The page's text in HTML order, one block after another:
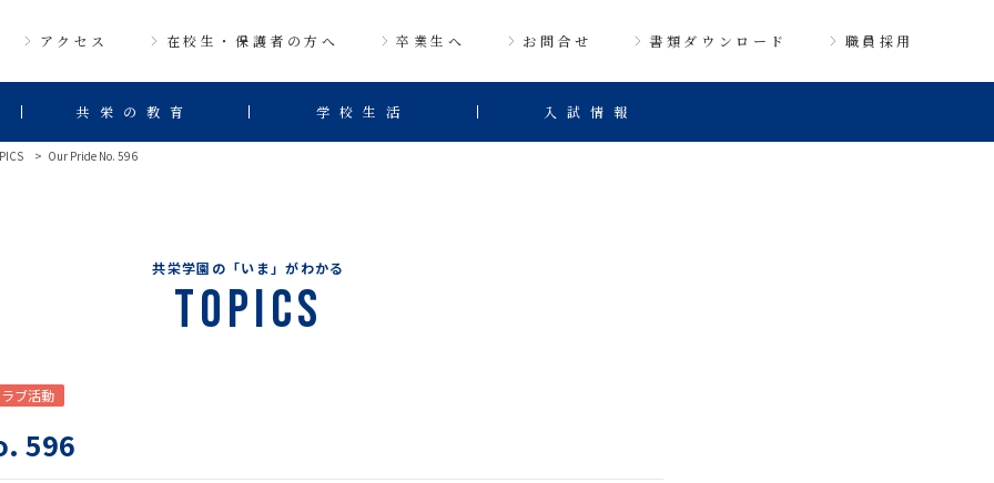
アクセス 在校生・保護者の方へ 卒業生へ お問合せ 書類ダウンロード 職員採用
共栄の教育 学校生活 入試情報
Our Pride No. 596
共栄学園の「いま」がわかる
Topics
ブ活動
596